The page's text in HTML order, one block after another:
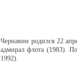
Чернавин родился 22
адмирал флота (1983).
1992).